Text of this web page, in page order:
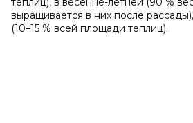
выращивается в них после
(10–15 % всей площади теплиц).